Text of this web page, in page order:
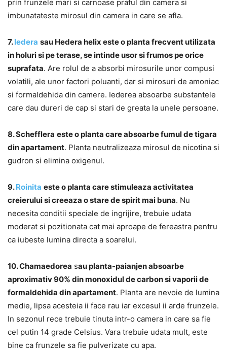
prin frunzele mari si carnoase praful din camera si
imbunatateste mirosul din camera in care se afla.
7.Iedera sau Hedera helix este o planta frecvent utilizata
in holuri si pe terase, se intinde usor si frumos pe orice
suprafata. Are rolul de a absorbi mirosurile unor compusi
volatili, ale unor factori poluanti, dar si mirosuri de amoniac
si formaldehida din camere. Iederea absoarbe substantele
care dau dureri de cap si stari de greata la unele persoane.
8. Schefflera este o planta care absoarbe fumul de tigara
din apartament. Planta neutralizeaza mirosul de nicotina si
gudron si elimina oxigenul.
9.Roinita este o planta care stimuleaza activitatea
creierului si creeaza o stare de spirit mai buna. Nu
necesita conditii speciale de ingrijire, trebuie udata
moderat si pozitionata cat mai aproape de fereastra pentru
ca iubeste lumina directa a soarelui.
10. Chamaedorea sau planta-paianjen absoarbe
aproximativ 90% din monoxidul de carbon si vaporii de
formaldehida din apartament. Planta are nevoie de lumina
medie, lipsa acesteia ii face rau iar excesul ii arde frunzele.
In sezonul rece trebuie tinuta intr-o camera in care sa fie
cel putin 14 grade Celsius. Vara trebuie udata mult, este
bine ca frunzele sa fie pulverizate cu apa.